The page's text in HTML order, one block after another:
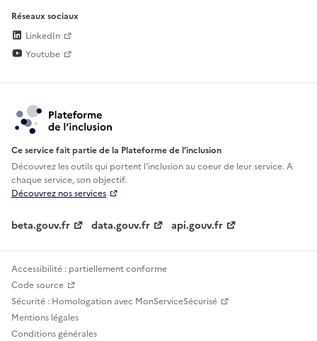
Réseaux sociaux
LinkedIn
Youtube
Ce service fait partie de la Plateforme de l’inclusion
Découvrez les outils qui portent l'inclusion aucoeur de leur service. A
chaque service, son objectif.
Découvrez nos services
beta.gouv.fr data.gouv.fr api.gouv.fr
Accessibilité : partiellement conforme
Code source
Sécurité : Homologation avec MonServiceSécurisé
Mentions légales
Conditions générales